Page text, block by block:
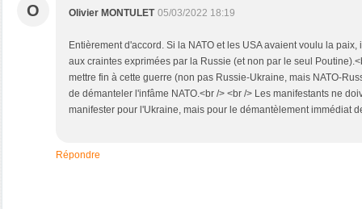
O Olivier MONTULET 05/03/2022 18:19
Entièrement d'accord. Si la NATO et les USA avaient voulu la
aux craintes exprimées par la Russie (et non par le seul
mettre fin à cette guerre (non pas Russie-Ukraine, mais NATO-
de démanteler l'infâme NATO.<br /> <br /> Les manifestants ne
manifester pour l'Ukraine, mais pour le démantèlement immédiat
Répondre